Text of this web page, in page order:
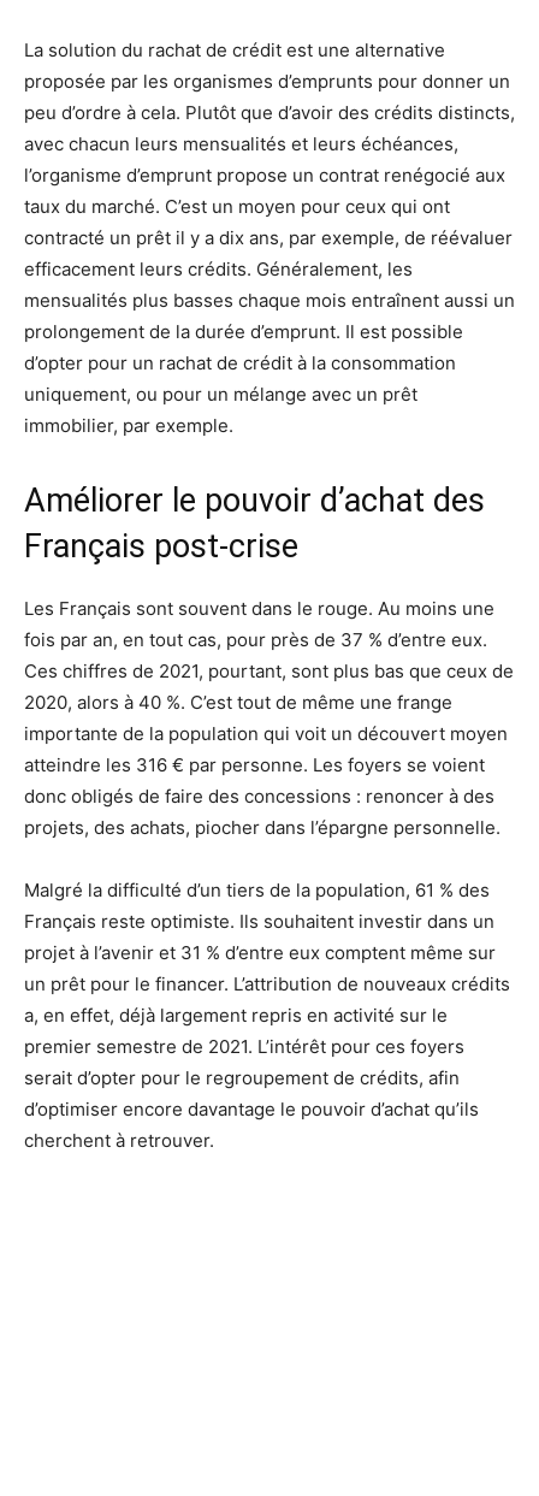
La solution du rachat de crédit est une alternative
proposée par les organismes d’emprunts pour donner un
peu d’ordre à cela. Plutôt que d’avoir des crédits distincts,
avec chacun leurs mensualités et leurs échéances,
l’organisme d’emprunt propose un contrat renégocié aux
taux du marché. C’est un moyen pour ceux qui ont
contracté un prêt il y a dix ans, par exemple, de réévaluer
efficacement leurs crédits. Généralement, les
mensualités plus basses chaque mois entraînent aussi un
prolongement de la durée d’emprunt. Il est possible
d’opter pour un rachat de crédit à la consommation
uniquement, ou pour un mélange avec un prêt
immobilier, par exemple.
Améliorer le pouvoir d’achat des
Français post-crise
Les Français sont souvent dans le rouge. Au moins une
fois par an, en tout cas, pour près de 37 % d’entre eux.
Ces chiffres de 2021, pourtant, sont plus bas que ceux de
2020, alors à 40 %. C’est tout de même une frange
importante de la population qui voit un découvert moyen
atteindre les 316 € par personne. Les foyers se voient
donc obligés de faire des concessions : renoncer à des
projets, des achats, piocher dans l’épargne personnelle.
Malgré la difficulté d’un tiers de la population, 61 % des
Français reste optimiste. Ils souhaitent investir dans un
projet à l’avenir et 31 % d’entre eux comptent même sur
un prêt pour le financer. L’attribution de nouveaux crédits
a, en effet, déjà largement repris en activité sur le
premier semestre de 2021. L’intérêt pour ces foyers
serait d’opter pour le regroupement de crédits, afin
d’optimiser encore davantage le pouvoir d’achat qu’ils
cherchent à retrouver.